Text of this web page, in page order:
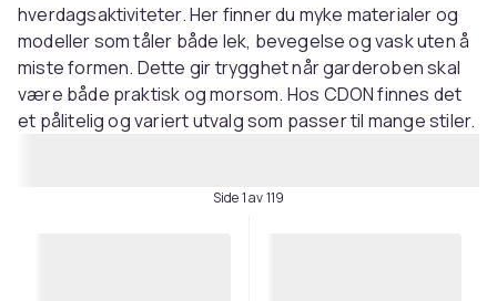
hverdagsaktiviteter. Her finner du myke materialer og
modeller som tåler både lek, bevegelse og vask uten å
miste formen. Dette gir trygghet når garderoben skal
være både praktisk og morsom. Hos CDON finnes det
et pålitelig og variert utvalg som passer til mange stiler.
Side 1 av 119